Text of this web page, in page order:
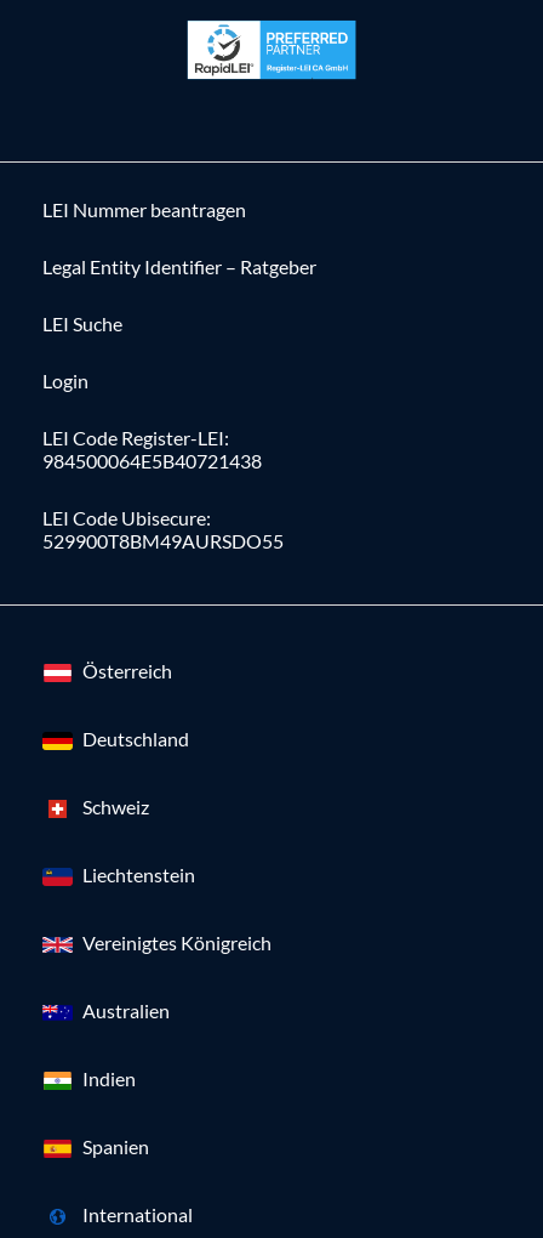
LEI Nummer beantragen
Legal Entity Identifier – Ratgeber
LEI Suche
Login
LEI Code Register-LEI:
984500064E5B40721438
LEI Code Ubisecure:
529900T8BM49AURSDO55
Österreich
Deutschland
Schweiz
Liechtenstein
Vereinigtes Königreich
Australien
Indien
Spanien
International